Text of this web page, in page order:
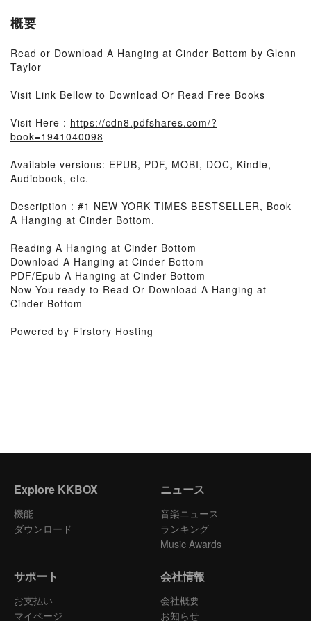
概要
Read or Download A Hanging at Cinder Bottom by Glenn
Taylor
Visit Link Bellow to Download Or Read Free Books
Visit Here : https://cdn8.pdfshares.com/?
book=1941040098
Available versions: EPUB, PDF, MOBI, DOC, Kindle,
Audiobook, etc.
Description : #1 NEW YORK TIMES BESTSELLER, Book
A Hanging at Cinder Bottom.
Reading A Hanging at Cinder Bottom
Download A Hanging at Cinder Bottom
PDF/Epub A Hanging at Cinder Bottom
Now You ready to Read Or Download A Hanging at
Cinder Bottom
Powered by Firstory Hosting
Explore KKBOX
機能
ダウンロード
ニュース
音楽ニュース
ランキング
Music Awards
サポート
お支払い
マイページ
会社情報
会社概要
お知らせ